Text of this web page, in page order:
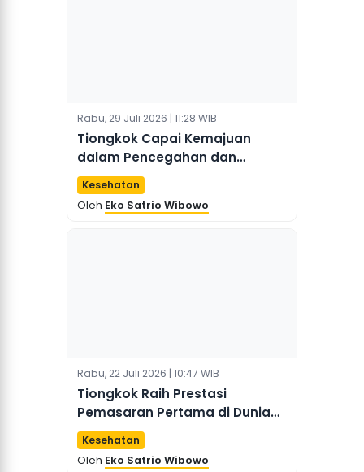
Rabu, 29 Juli 2026 | 11:28 WIB
Tiongkok Capai Kemajuan
dalam Pencegahan dan
Pengendalian Hepatitis di
Tengah Tantangan
Kesehatan
Oleh Eko Satrio Wibowo
Rabu, 22 Juli 2026 | 10:47 WIB
Tiongkok Raih Prestasi
Pemasaran Pertama di Dunia
untuk Obat Inovatif yang
Targetkan Narkolepsi
Kesehatan
Oleh Eko Satrio Wibowo